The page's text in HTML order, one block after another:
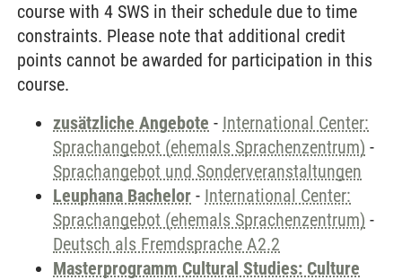
course with 4 SWS in their schedule due to time
constraints. Please note that additional credit
points cannot be awarded for participation in this
course.
zusätzliche Angebote - International Center:
Sprachangebot (ehemals Sprachenzentrum) -
Sprachangebot und Sonderveranstaltungen
Leuphana Bachelor - International Center:
Sprachangebot (ehemals Sprachenzentrum) -
Deutsch als Fremdsprache A2.2
Masterprogramm Cultural Studies: Culture